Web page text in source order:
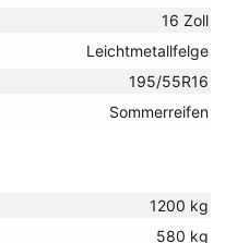
16 Zoll
Leichtmetallfelge
195/55R16
Sommerreifen
1200 kg
580 kg